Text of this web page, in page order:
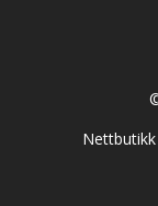
Nettbutikk